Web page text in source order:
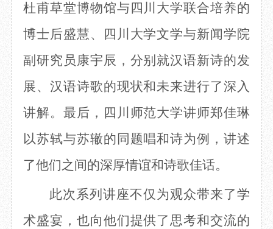
杜甫草堂博物馆与四川大学联合培养的
博士后盛慧、四川大学文学与新闻学院
副研究员康宇辰，分别就汉语新诗的发
展、汉语诗歌的现状和未来进行了深入
讲解。最后，四川师范大学讲师郑佳琳
以苏轼与苏辙的同题唱和诗为例，讲述
了他们之间的深厚情谊和诗歌佳话。
此次系列讲座不仅为观众带来了学
术盛宴，也向他们提供了思考和交流的